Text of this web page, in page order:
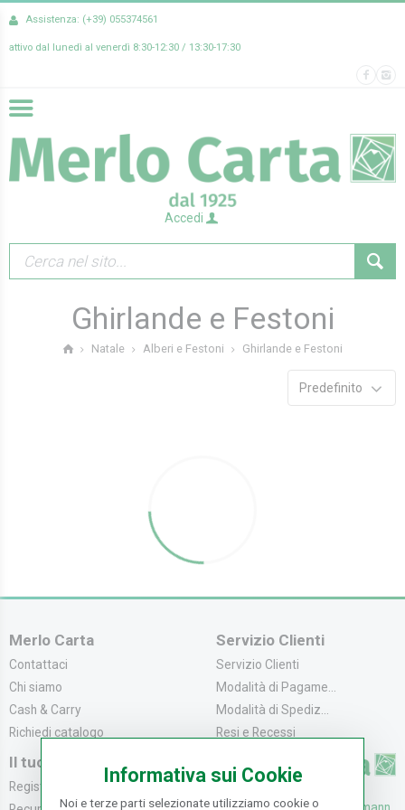
Assistenza: (+39) 055374561
attivo dal lunedì al venerdì 8:30-12:30 / 13:30-17:30
Accedi
Ghirlande e Festoni
Natale Alberi e Festoni Ghirlande e Festoni
Predefinito
Merlo Carta
Contattaci
Chi siamo
Cash & Carry
Richiedi catalogo
Servizio Clienti
Servizio Clienti
Modalità di Pagame...
Modalità di Spediz...
Resi e Recessi
Il tuo Account
Registrati
Informativa sui Cookie
Noi e terze parti selezionate utilizziamo cookie o